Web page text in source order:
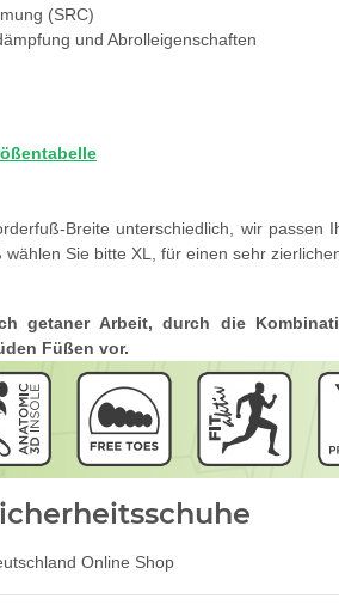
(SRC)
und Abrolleigenschaften
Breite unterschiedlich, wir
Sie bitte XL, für einen sehr
getaner Arbeit, durch die
Füßen vor.
Online Shop